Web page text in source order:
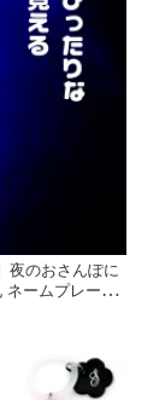
夜のおさんぽに
ネームプレート